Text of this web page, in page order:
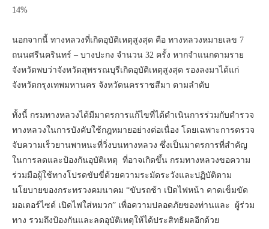
14%
นอกจากนี้ ทางหลวงที่เกิดอุบัติเหตุสูงสุด คือ ทางหลวงหมายเลข 7
ถนนศรีนครินทร์ – บางปะกง จำนวน 32 ครั้ง หากจำแนกตามราย
จังหวัดพบว่าจังหวัดสุพรรณบุรีเกิดอุบัติเหตุสูงสุด รองลงมาได้แก่
จังหวัดกรุงเทพมหานคร จังหวัดนครราชสีมา ตามลำดับ
ทั้งนี้ กรมทางหลวงได้มีมาตรการแก้ไขที่ได้ดำเนินการร่วมกับตำรวจ
ทางหลวงในการบังคับใช้กฎหมายอย่างต่อเนื่อง โดยเฉพาะการตรวจ
จับความเร็วยานพาหนะที่วิ่งบนทางหลวง ซึ่งเป็นมาตรการที่สำคัญ
ในการลดและป้องกันอุบัติเหตุ ที่อาจเกิดขึ้น กรมทางหลวงขอความ
ร่วมมือผู้ใช้ทางโปรดขับขี่ด้วยความระมัดระวังและปฏิบัติตาม
นโยบายของกระทรวงคมนาคม “ขับรถช้า เปิดไฟหน้า คาดเข็มขัด
มอเตอร์ไซด์ เปิดไฟใส่หมวก” เพื่อความปลอดภัยของท่านและ ผู้ร่วม
ทาง รวมถึงป้องกันและลดอุบัติเหตุให้ได้ประสิทธิผลอีกด้วย